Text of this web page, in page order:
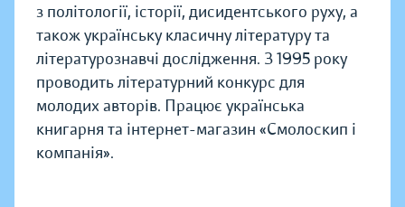
з політології, історії, дисидентського руху, а
також українську класичну літературу та
літературознавчі дослідження. З 1995 року
проводить літературний конкурс для
молодих авторів. Працює українська
книгарня та інтернет-магазин «Смолоскип і
компанія».